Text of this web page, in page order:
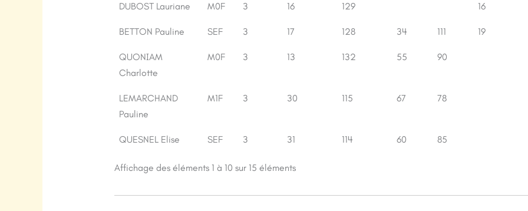
DUBOST Lauriane M0F 3 16 129 16
BETTON Pauline SEF 3 17 128 34 111 19
QUONIAM
Charlotte
M0F 3 13 132 55 90
LEMARCHAND
Pauline
M1F 3 30 115 67 78
QUESNEL Elise SEF 3 31 114 60 85
Affichage des éléments 1 à 10 sur 15 éléments